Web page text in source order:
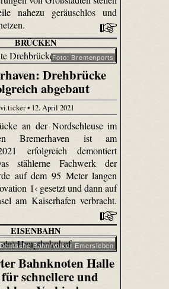
nahezu geräuschlos und
BRÜCKEN
Foto: Bremenports
Drehbrücke
abgebaut
• 12. April 2021
an der Nordschleuse im
Bremerhaven ist am
erfolgreich demontiert
stählerne Fachwerk der
auf dem 95 Meter langen
1‹ gesetzt und dann auf
am Kaiserhafen verbracht.
EISENBAHN
Bahn/Volker Emersleben
Bahnknoten Halle
schnellere und